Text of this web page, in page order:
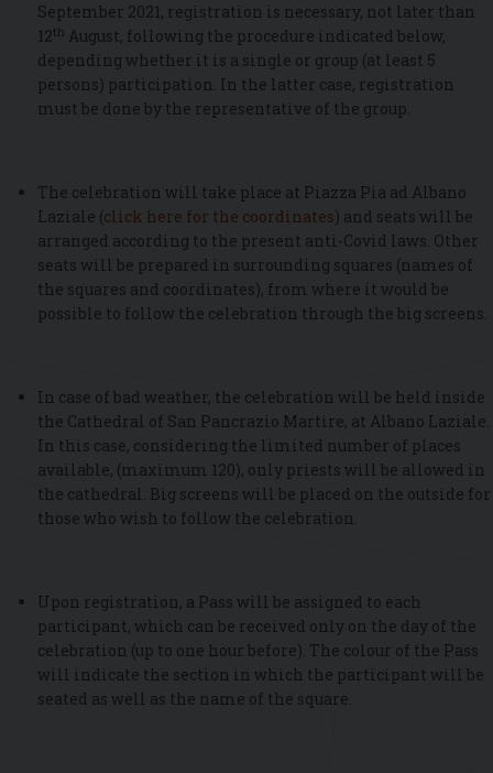
September 2021, registration is necessary, not later than
12th August, following the procedure indicated below,
depending whether it is a single or group (at least 5
persons) participation. In the latter case, registration
must be done by the representative of the group.
The celebration will take place at Piazza Pia ad Albano
Laziale (click here for the coordinates) and seats will be
arranged according to the present anti-Covid laws. Other
seats will be prepared in surrounding squares (names of
the squares and coordinates), from where it would be
possible to follow the celebration through the big screens.
In case of bad weather, the celebration will be held inside
the Cathedral of San Pancrazio Martire, at Albano Laziale.
In this case, considering the limited number of places
available, (maximum 120), only priests will be allowed in
the cathedral. Big screens will be placed on the outside for
those who wish to follow the celebration.
Upon registration, a Pass will be assigned to each
participant, which can be received only on the day of the
celebration (up to one hour before). The colour of the Pass
will indicate the section in which the participant will be
seated as well as the name of the square.